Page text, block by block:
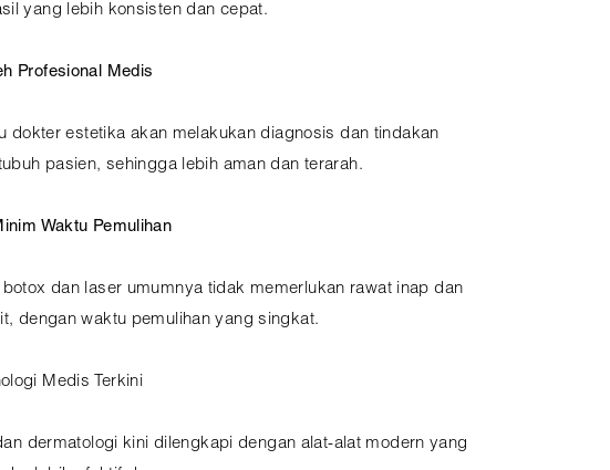
yang lebih konsisten dan cepat.
Profesional Medis
dokter estetika akan melakukan diagnosis dan tindakan
pasien, sehingga lebih aman dan terarah.
Waktu Pemulihan
dan laser umumnya tidak memerlukan rawat inap dan
dengan waktu pemulihan yang singkat.
Medis Terkini
dermatologi kini dilengkapi dengan alat-alat modern yang